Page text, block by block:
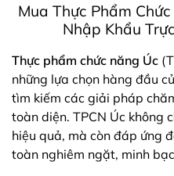
Mua Thực Phẩm
Nhập Khẩu
Thực phẩm chức năng Úc
những lựa chọn hàng đầu
tìm kiếm các giải pháp
toàn diện. TPCN Úc không
hiệu quả, mà còn đáp ứng
toàn nghiêm ngặt, minh